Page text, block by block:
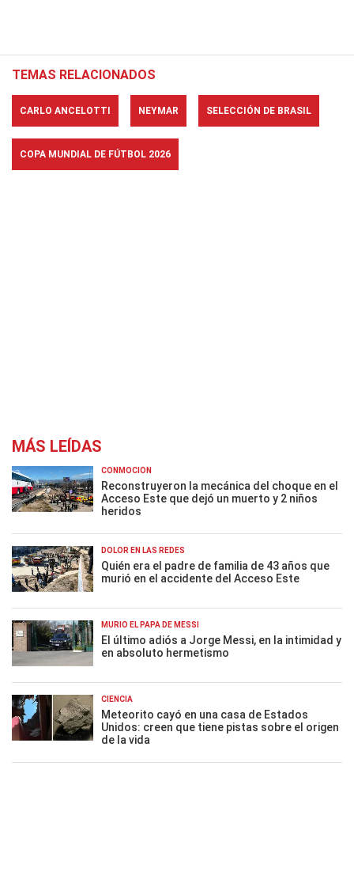
TEMAS RELACIONADOS
CARLO ANCELOTTI NEYMAR SELECCIÓN DE BRASIL
COPA MUNDIAL DE FÚTBOL 2026
MÁS LEÍDAS
CONMOCIÓN
Reconstruyeron la mecánica del choque en el
Acceso Este que dejó un muerto y 2 niños
heridos
DOLOR EN LAS REDES
Quién era el padre de familia de 43 años que
murió en el accidente del Acceso Este
MURIÓ EL PAPÁ DE MESSI
El último adiós a Jorge Messi, en la intimidad y
en absoluto hermetismo
CIENCIA
Meteorito cayó en una casa de Estados
Unidos: creen que tiene pistas sobre el origen
de la vida